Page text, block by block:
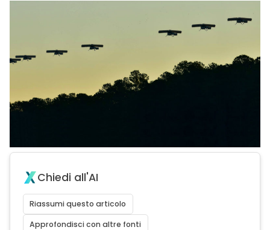
Chiedi all'AI
Riassumi questo articolo
Approfondisci con altre fonti